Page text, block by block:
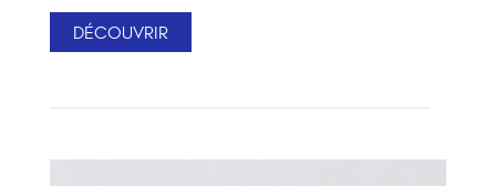
DÉCOUVRIR